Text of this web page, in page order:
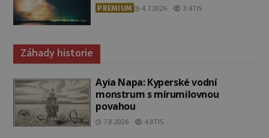
PREMIUM 4.7.2026 3.4TIS
Záhady historie
Ayia Napa: Kyperské vodní
monstrum s mírumilovnou
povahou
7.8.2026 4.8TIS